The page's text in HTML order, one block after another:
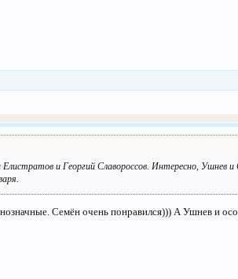
и Георгий Славороссов. Интересно, Ушнев и
Семён очень понравился))) А Ушнев и